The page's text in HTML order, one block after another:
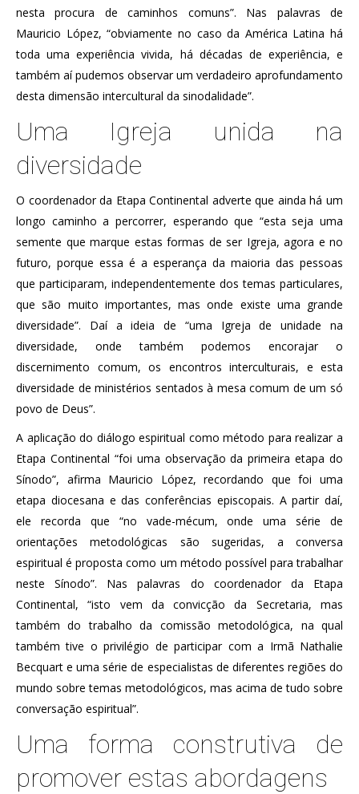
nesta procura de caminhos comuns”. Nas palavras de
Mauricio López, “obviamente no caso da América Latina há
toda uma experiência vivida, há décadas de experiência, e
também aí pudemos observar um verdadeiro aprofundamento
desta dimensão intercultural da sinodalidade”.
Uma Igreja unida na
diversidade
O coordenador da Etapa Continental adverte que ainda há um
longo caminho a percorrer, esperando que “esta seja uma
semente que marque estas formas de ser Igreja, agora e no
futuro, porque essa é a esperança da maioria das pessoas
que participaram, independentemente dos temas particulares,
que são muito importantes, mas onde existe uma grande
diversidade”. Daí a ideia de “uma Igreja de unidade na
diversidade, onde também podemos encorajar o
discernimento comum, os encontros interculturais, e esta
diversidade de ministérios sentados à mesa comum de um só
povo de Deus”.
A aplicação do diálogo espiritual como método para realizar a
Etapa Continental “foi uma observação da primeira etapa do
Sínodo”, afirma Mauricio López, recordando que foi uma
etapa diocesana e das conferências episcopais. A partir daí,
ele recorda que “no vade-mécum, onde uma série de
orientações metodológicas são sugeridas, a conversa
espiritual é proposta como um método possível para trabalhar
neste Sínodo”. Nas palavras do coordenador da Etapa
Continental, “isto vem da convicção da Secretaria, mas
também do trabalho da comissão metodológica, na qual
também tive o privilégio de participar com a Irmã Nathalie
Becquart e uma série de especialistas de diferentes regiões do
mundo sobre temas metodológicos, mas acima de tudo sobre
conversação espiritual”.
Uma forma construtiva de
promover estas abordagens